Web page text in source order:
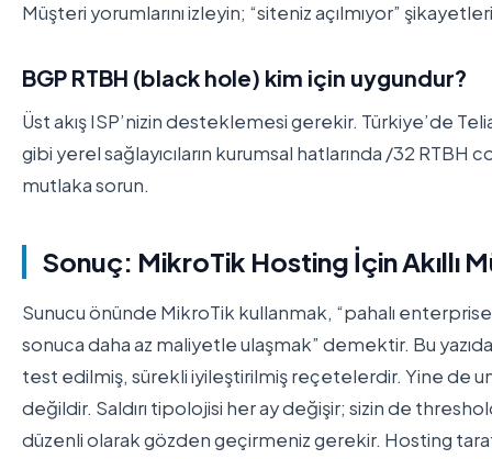
Müşteri yorumlarını izleyin; “siteniz açılmıyor”
BGP RTBH (black hole) kim için uygundur?
Üst akış ISP’nizin desteklemesi gerekir. Türkiye’de
gibi yerel sağlayıcıların kurumsal hatlarında /32
mutlaka sorun.
Sonuç: MikroTik Hosting İçin Akıllı
Sunucu önünde MikroTik kullanmak, “pahalı
sonuca daha az maliyetle ulaşmak” demektir. Bu
test edilmiş, sürekli iyileştirilmiş reçetelerdir. Yine de
değildir. Saldırı tipolojisi her ay değişir; sizin de
düzenli olarak gözden geçirmeniz gerekir. Hosting